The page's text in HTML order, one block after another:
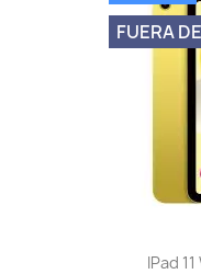
IPad
FUERA